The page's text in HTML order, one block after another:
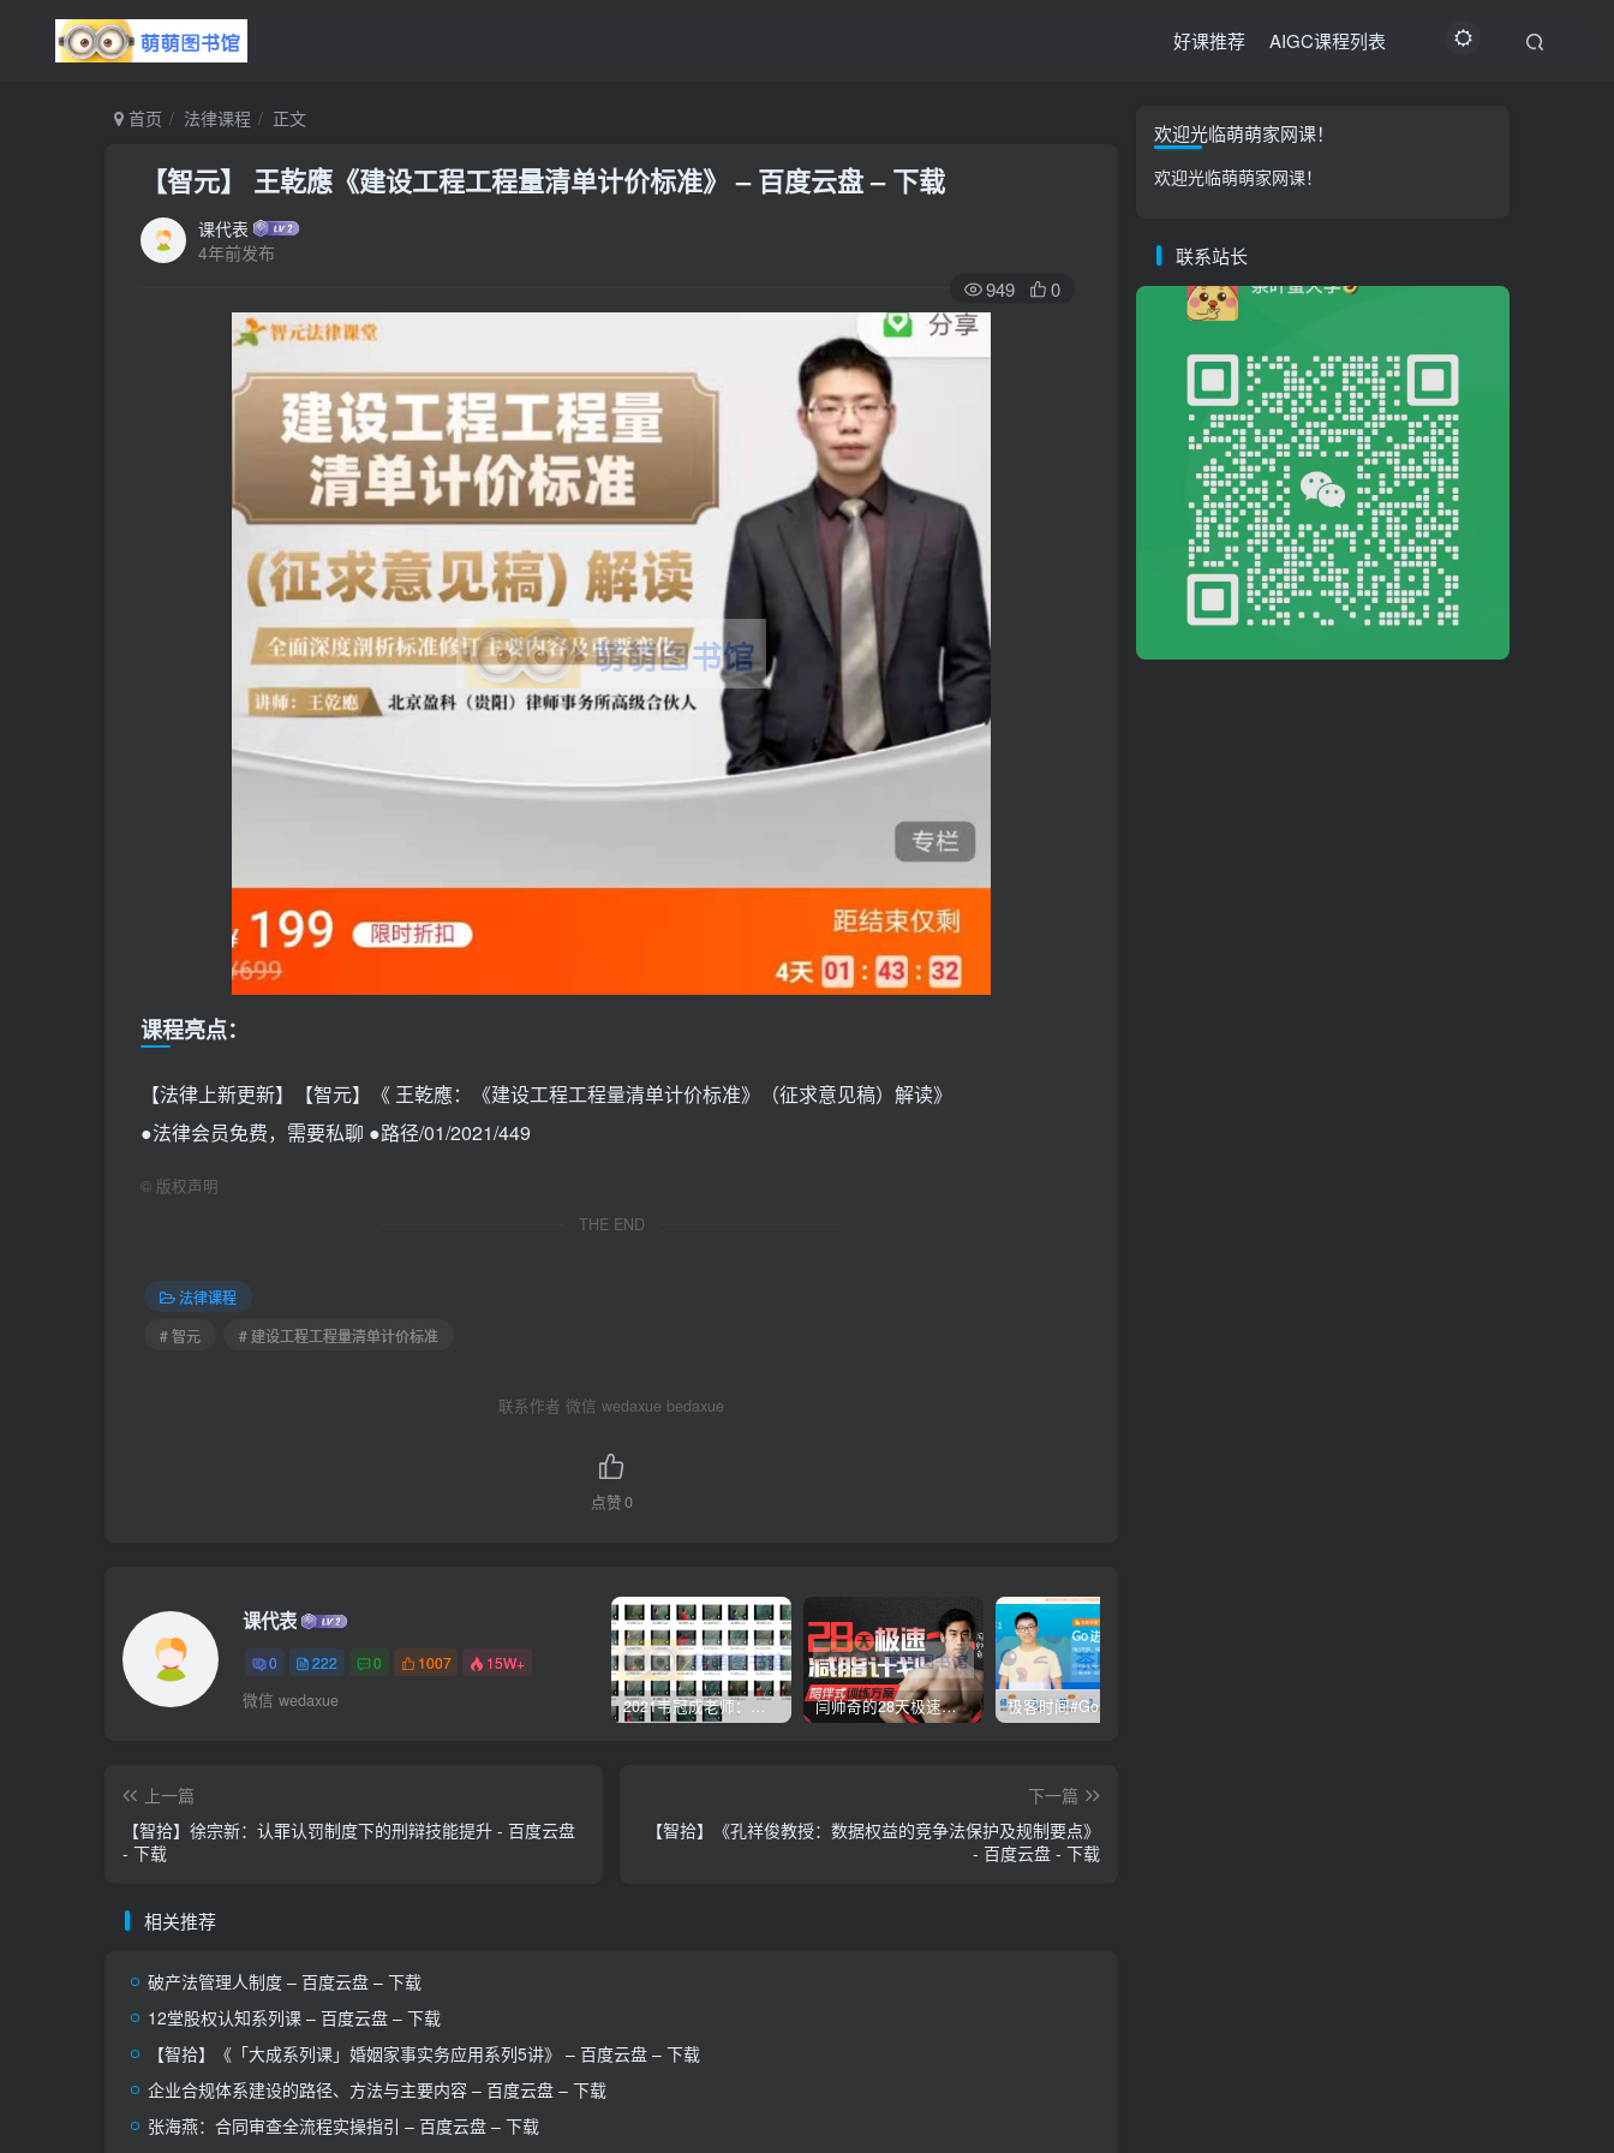
好课推荐 AIGC课程列表
首页 法律课程 正文
【智元】 王乾應《建设工程工程量清单计价标准》 – 百度云盘 – 下载
课代表
4年前发布
949 0
课程亮点：
【法律上新更新】【智元】《 王乾應：《建设工程工程量清单计价标准》（征求意见稿）解读》
●法律会员免费，需要私聊 ●路径/01/2021/449
© 版权声明
THE END
法律课程
# 智元
# 建设工程工程量清单计价标准
联系作者 微信 wedaxue bedaxue
点赞0
课代表
0 222 0 1007 15W+
微信 wedaxue 2021韦冠成老师：韦氏天星风水《秘传二十四山吉凶占断要法》 – 百度云盘 – 下载 闫帅奇的28天极速减脂计划 – 网盘分享 – 下载
上一篇
【智拾】徐宗新：认罪认罚制度下的刑辩技能提升 - 百度云盘
- 下载
下一篇
【智拾】《孔祥俊教授：数据权益的竞争法保护及规制要点》
- 百度云盘 - 下载
相关推荐
破产法管理人制度 – 百度云盘 – 下载
12堂股权认知系列课 – 百度云盘 – 下载
【智拾】《「大成系列课」婚姻家事实务应用系列5讲》 – 百度云盘 – 下载
企业合规体系建设的路径、方法与主要内容 – 百度云盘 – 下载
张海燕：合同审查全流程实操指引 – 百度云盘 – 下载
欢迎光临萌萌家网课！
欢迎光临萌萌家网课！
联系站长